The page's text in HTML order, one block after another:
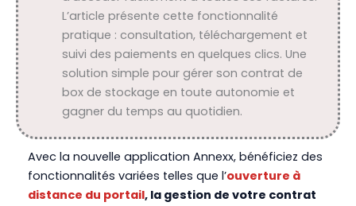
L’article présente cette fonctionnalité
pratique : consultation, téléchargement et
suivi des paiements en quelques clics. Une
solution simple pour gérer son contrat de
box de stockage en toute autonomie et
gagner du temps au quotidien.
Avec la nouvelle application Annexx, bénéficiez des
fonctionnalités variées telles que l’ouverture à
distance du portail, la gestion de votre contrat